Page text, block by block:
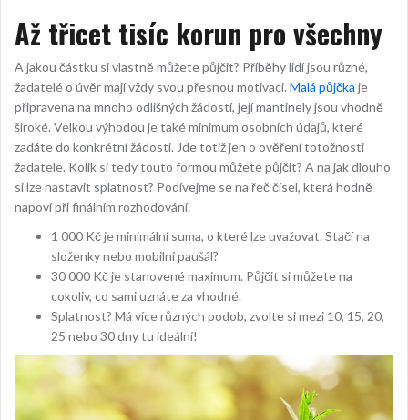
Až třicet tisíc korun pro všechny
A jakou částku si vlastně můžete půjčit? Příběhy lidí jsou různé,
žadatelé o úvěr mají vždy svou přesnou motivaci. Malá půjčka je
připravena na mnoho odlišných žádostí, její mantinely jsou vhodně
široké. Velkou výhodou je také minimum osobních údajů, které
zadáte do konkrétní žádosti. Jde totiž jen o ověření totožnosti
žadatele. Kolik si tedy touto formou můžete půjčit? A na jak dlouho
si lze nastavit splatnost? Podívejme se na řeč čísel, která hodně
napoví při finálním rozhodování.
1 000 Kč je minimální suma, o které lze uvažovat. Stačí na
složenky nebo mobilní paušál?
30 000 Kč je stanovené maximum. Půjčit si můžete na
cokoliv, co sami uznáte za vhodné.
Splatnost? Má více různých podob, zvolte si mezi 10, 15, 20,
25 nebo 30 dny tu ideální!